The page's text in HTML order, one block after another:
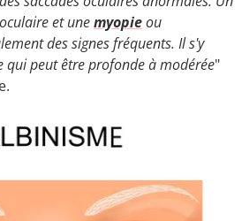
et unemyopieou
des signes fréquents. Il s'y
qui peut être profonde à modérée"